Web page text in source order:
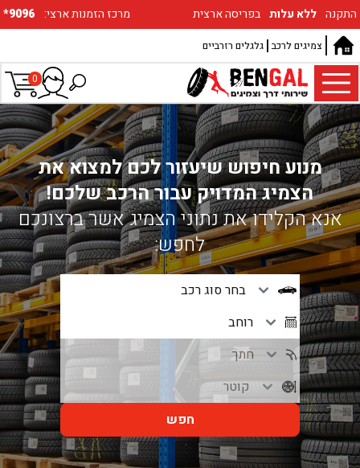
*9096 :מרכז הזמנות ארצי התקנה ללא עלות בפריסה ארצית
גלגלים רזרביים צמיגים לרכב
0
מנוע חיפוש שיעזור לכם למצוא את
הצמיג המדויק עבור הרכב שלכם!
אנא הקלידו את נתוני הצמיג אשר ברצונכם
לחפש:
חפש